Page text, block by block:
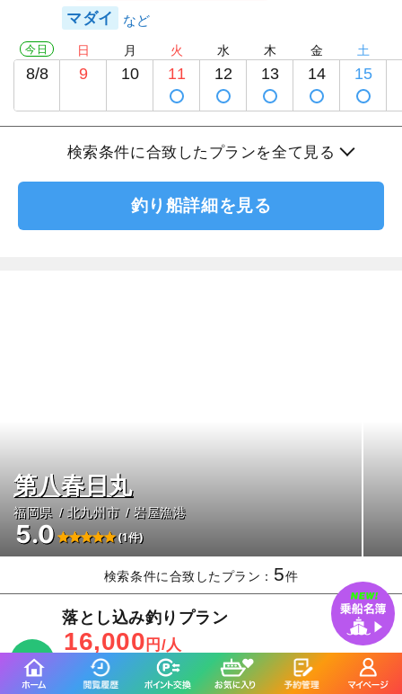
マダイ
今日
8/8
日
9
月
10
火
11
水
12
木
13
金
14
土
15
検索条件に合致したプランを全て見る
釣り船詳細を見る
第八春日丸
福岡県 北九州市 岩屋漁港
5.0 (1件)
検索条件に合致したプラン： 5件
乗合
落とし込み釣りプラン
16,000 円/人
1,500 ポイント還元